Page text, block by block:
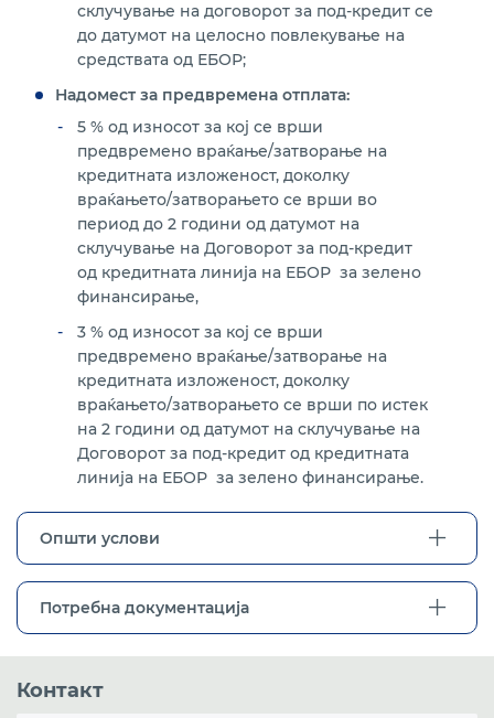
склучување на договорот за под-кредит се
до датумот на целосно повлекување на
средствата од ЕБОР;
Надомест за предвремена отплата:
5 % од износот за кој се врши
предвремено враќање/затворање на
кредитната изложеност, доколку
враќањето/затворањето се врши во
период до 2 години од датумот на
склучување на Договорот за под-кредит
од кредитната линија на ЕБОР за зелено
финансирање,
3 % од износот за кој се врши
предвремено враќање/затворање на
кредитната изложеност, доколку
враќањето/затворањето се врши по истек
на 2 години од датумот на склучување на
Договорот за под-кредит од кредитната
линија на ЕБОР за зелено финансирање.
Општи услови
Потребна документација
Контакт